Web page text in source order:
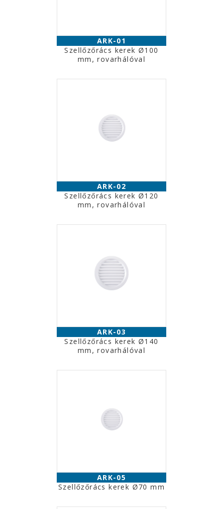
ARK-01
Szellőzőrács kerek Ø100
mm, rovarhálóval
ARK-02
Szellőzőrács kerek Ø120
mm, rovarhálóval
ARK-03
Szellőzőrács kerek Ø140
mm, rovarhálóval
ARK-05
Szellőzőrács kerek Ø70 mm